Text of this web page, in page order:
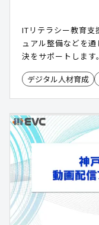
ITリテラシー教育支
ュアル整備などを
決をサポートします。
デジタル人材育成